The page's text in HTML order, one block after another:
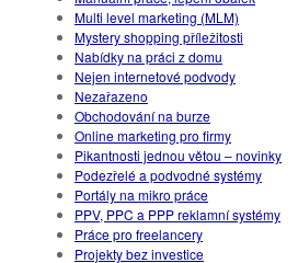
Multi level marketing (MLM)
Mystery shopping příležitosti
Nabídky na práci z domu
Nejen internetové podvody
Nezařazeno
Obchodování na burze
Online marketing pro firmy
Pikantnosti jednou větou – novinky
Podezřelé a podvodné systémy
Portály na mikro práce
PPV, PPC a PPP reklamní systémy
Práce pro freelancery
Projekty bez investice